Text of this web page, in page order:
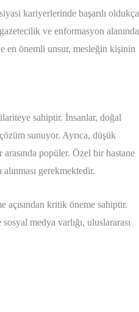
kariyerlerinde başarılı oldukça
ve enformasyon alanında
en önemli unsur, mesleğin kişinin
sahiptir. İnsanlar, doğal
sunuyor. Ayrıca, düşük
popüler. Özel bir hastane
gerekmektedir.
açısından kritik öneme sahiptir.
medya varlığı, uluslararası